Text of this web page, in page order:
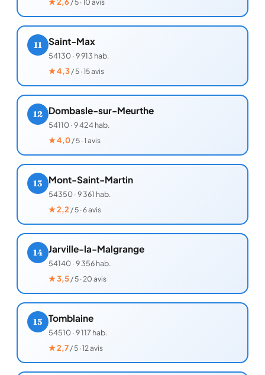
/ 5 · 10 avis
11 Saint-Max
54130·9 913 hab.
★4,3/ 5 · 15 avis
12 Dombasle-sur-Meurthe
54110·9 424 hab.
★4,0/ 5 · 1 avis
13 Mont-Saint-Martin
54350·9 361 hab.
★2,2 / 5 · 6 avis
14 Jarville-la-Malgrange
54140·9 356 hab.
★3,5/ 5 · 20 avis
15 Tomblaine
54510·9 117 hab.
★2,7/ 5 · 12 avis